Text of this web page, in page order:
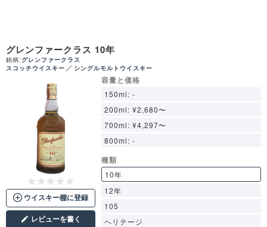
グレンファークラス 10年
銘柄: グレンファークラス
スコッチウイスキー ／ シングルモルトウイスキー
ウイスキー棚に登録
レビューを書く
容量と価格
150ml: -
200ml: ¥2,680〜
700ml: ¥4,297〜
800ml: -
種類
10年
12年
105
ヘリテージ